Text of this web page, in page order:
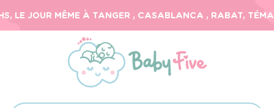
JOUR MÊME À TANGER , CASABLANCA , RABAT,